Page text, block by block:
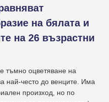
на бялата и
на 26 възрастни
тъмно оцветяване на
най-често до венците. Има
произход, но по